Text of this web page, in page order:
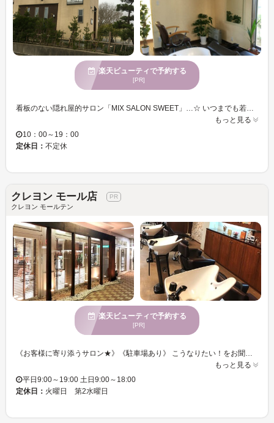
楽天ビューティで予約する
[PR]
看板のない隠れ屋的サロン「MIX SALON SWEET」…☆ いつまでも若々しく、美しくありたいすべての方へ。あなたの最大限の素敵な笑顔を引き出すサービスのご提案をさせていただきます。 密かに女磨きを毎日がんばっている自分へのご褒美に… いつまでもキレイに歳を重ねたいあなたに… ヘア・ネイル・エステ・まつげエクステと、きれいになれる豊富なメニューであなたをお待ちしています☆ どれをとっても高技術＆ハイセンスな仕上がりをお約束いたします！ 【髪や地肌に優しいオーガニックカラー】 品質は落とさず！オーガニックハーブ配合のカラー剤を使用♪ そしてお客様に低価格でヘアカラーをご提供しております☆当店のヘアカラーは三分の一セルフ形式…ドライをご自身で行っていただく方式になっております。 皆様のご来店をお待ちしております！
もっと見る
10：00～19：00
定休日： 不定休
クレヨン モール店
クレヨン モールテン
楽天ビューティで予約する
[PR]
《お客様に寄り添うサロン★》《駐車場あり》 こうなりたい！をお聞かせ下さい☆ライフスタイルに合わせたご提案をいたします◎ ファッションやライフスタイルも含めて一人ひとりへの似合わせスタイルであなたの可能性を広げます♪ カラーチェンジで雰囲気を変えて◎カットにカラーも合わせてトータルバランスのよい似合わせをご提供☆彡 アナタのなりたいイメージをお聞かせください！当サロンのスタイリストが叶えます☆彡
もっと見る
平日9:00～19:00 土日9:00～18:00
定休日： 火曜日 第2水曜日